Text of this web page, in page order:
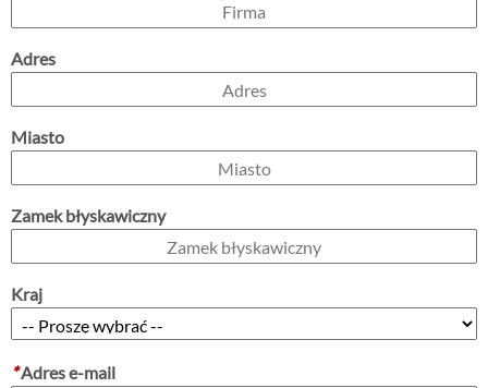
Adres
Miasto
Zamek błyskawiczny
Kraj
*Adres e-mail